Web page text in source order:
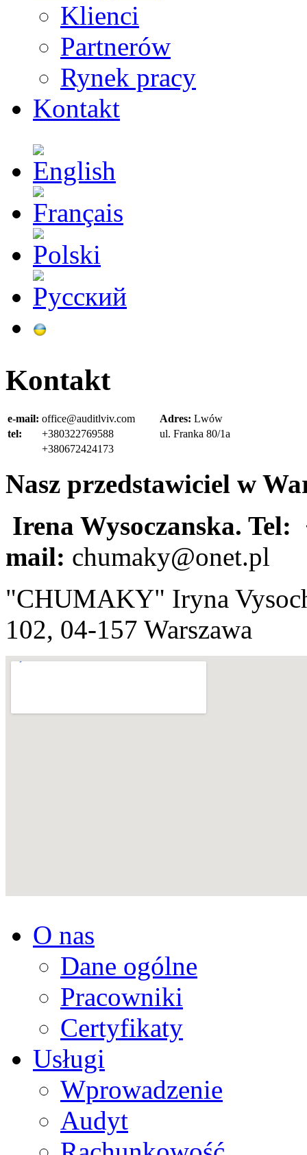
Klienci
Partnerów
Rynek pracy
Kontakt
Kontakt
e-mail: office@auditlviv.com Adres: Lwów
tel:
+380322769588
ul. Frankа 80/1a
+380672424173
Nasz przedstawiciel w
Irena Wysoczanska. Tel:
mail: chumaky@onet.pl​
"СHUMAKY" Iryna
102, 04-157 Warszawa
O nas
Dane ogólne
Pracowniki
Certyfikaty
Usługi
Wprowadzenie
Audyt